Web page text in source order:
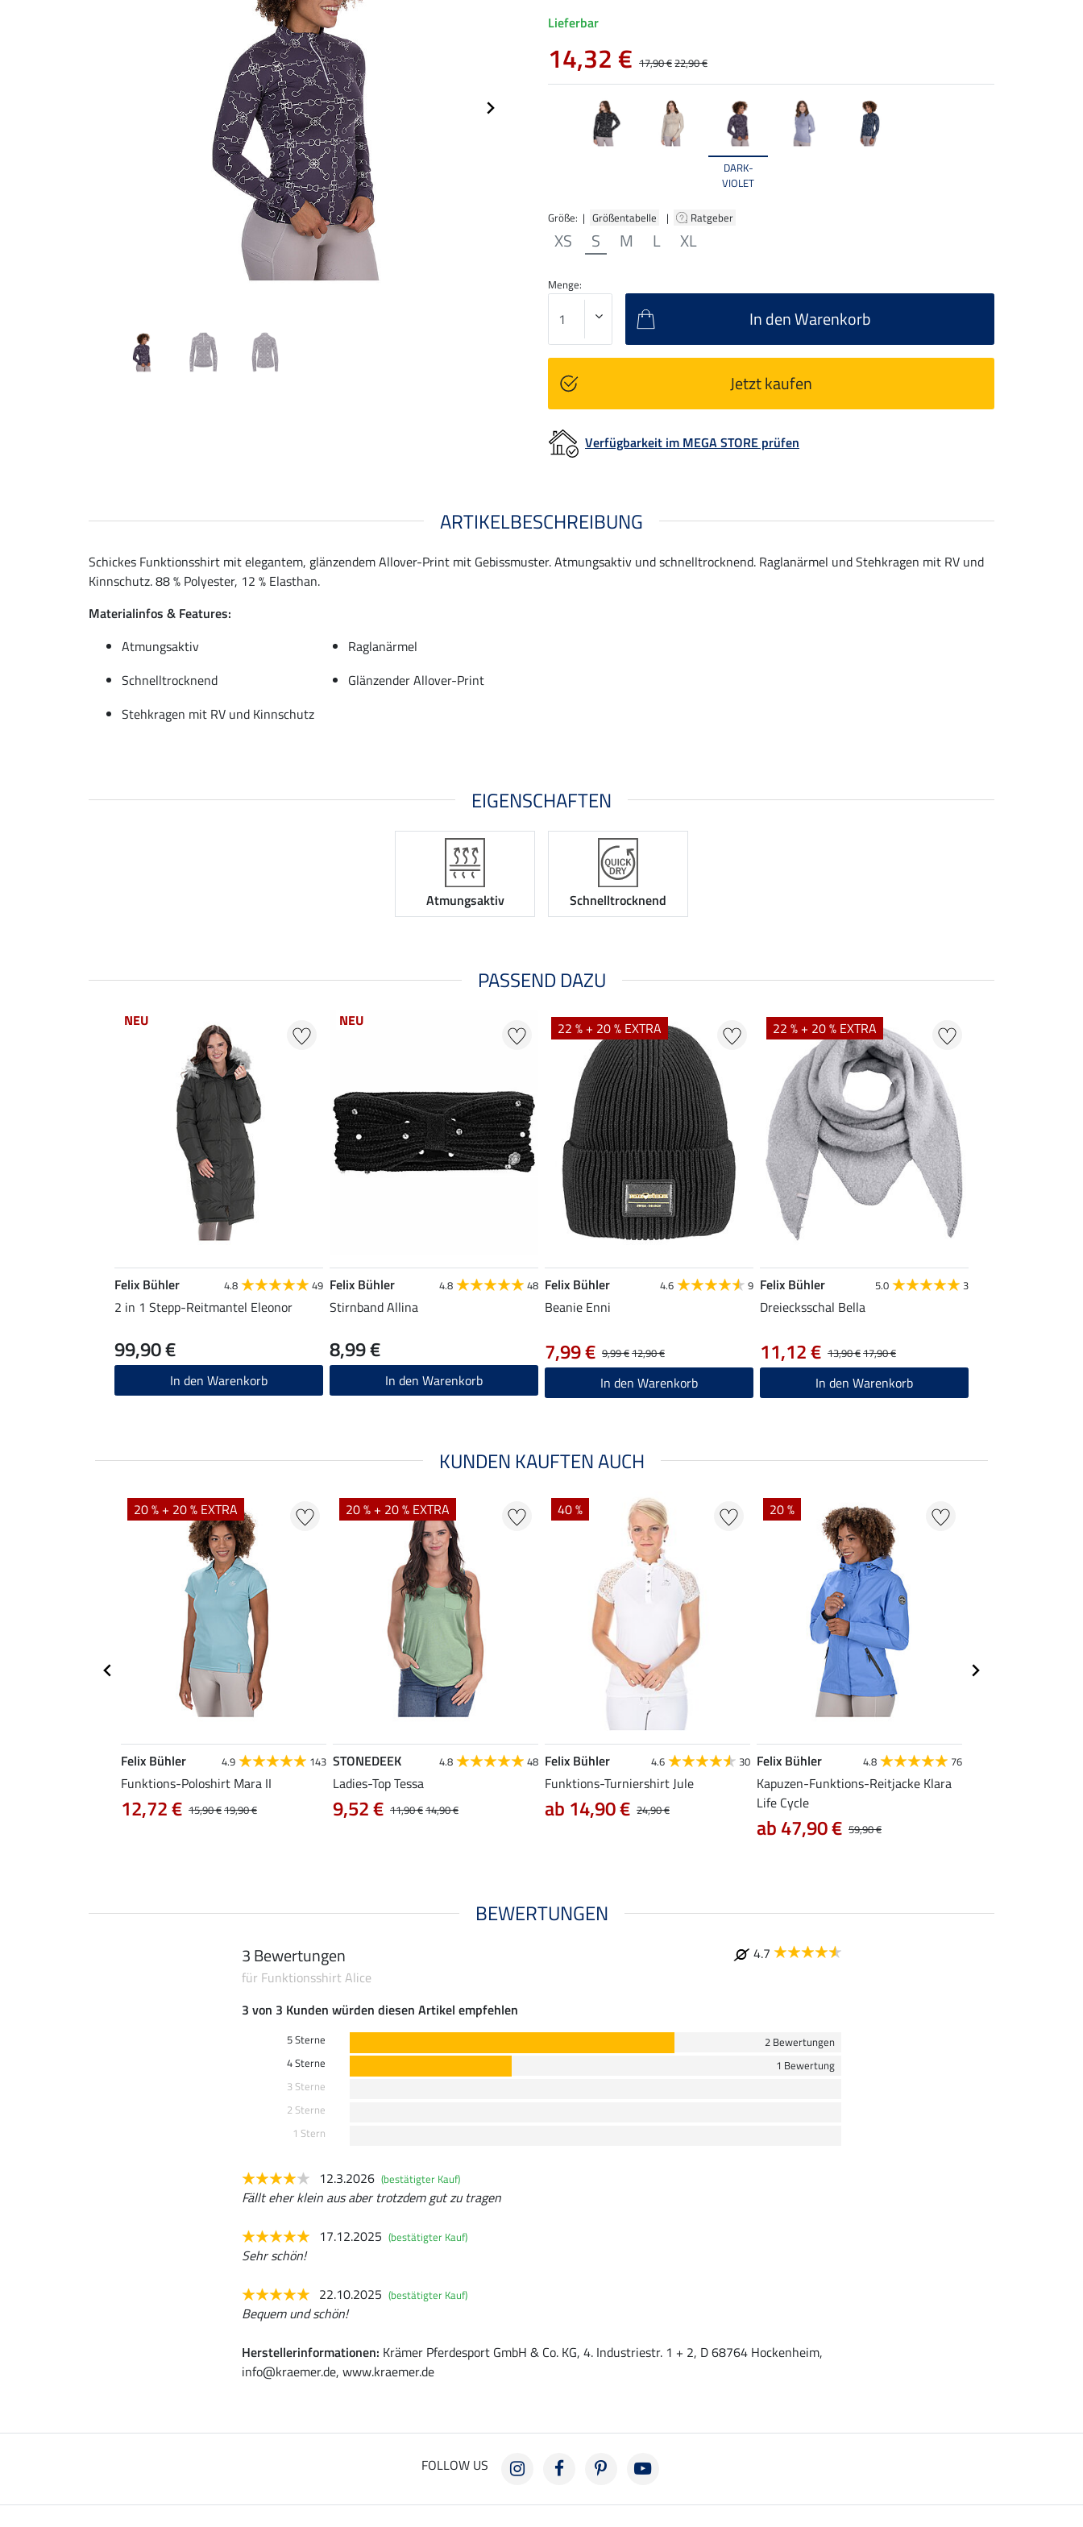
DARK-
VIOLET
Größe: | Größentabelle | Ratgeber
XS S M L XL
Lieferbar
14,32 € 17,90 €22,90 €
Menge:
In den Warenkorb
Jetzt kaufen
Verfügbarkeit im MEGA STORE prüfen
ARTIKELBESCHREIBUNG
Schickes Funktionsshirt mit elegantem, glänzendem Allover-Print mit Gebissmuster. Atmungsaktiv und schnelltrocknend. Raglanärmel und Stehkragen mit RV und
Kinnschutz. 88 % Polyester, 12 % Elasthan.
Materialinfos & Features:
Atmungsaktiv
Raglanärmel
Schnelltrocknend
Glänzender Allover-Print
Stehkragen mit RV und Kinnschutz
EIGENSCHAFTEN
Atmungsaktiv Schnelltrocknend
PASSEND DAZU
NEU
Felix Bühler 4.8 49
2 in 1 Stepp-Reitmantel Eleonor
99,90 €
In den Warenkorb
NEU
Felix Bühler 4.8 48
Stirnband Allina
8,99 €
In den Warenkorb
22 % + 20 % EXTRA
Felix Bühler 4.6 9
Beanie Enni
9,99 €12,90 €
7,99 €
In den Warenkorb
22 % + 20 % EXTRA
Felix Bühler 5.0 3
Dreiecksschal Bella
13,90 €17,90 €
11,12 €
In den Warenkorb
KUNDEN KAUFTEN AUCH
20 % + 20 % EXTRA
Felix Bühler 4.9 143
Funktions-Poloshirt Mara II
15,90 €19,90 €
12,72 €
20 % + 20 % EXTRA
STONEDEEK 4.8 48
Ladies-Top Tessa
11,90 €14,90 €
9,52 €
40 %
Felix Bühler 4.6 30
Funktions-Turniershirt Jule
24,90 €
ab 14,90 €
20 %
Felix Bühler 4.8 76
Kapuzen-Funktions-Reitjacke Klara
Life Cycle
59,90 €
ab 47,90 €
BEWERTUNGEN
3 Bewertungen
4.7
für Funktionsshirt Alice
3 von 3 Kunden würden diesen Artikel empfehlen
5 Sterne
2 Bewertungen
4 Sterne
1 Bewertung
3 Sterne
2 Sterne
1 Stern
12.3.2026 (bestätigter Kauf)
Fällt eher klein aus aber trotzdem gut zu tragen
17.12.2025 (bestätigter Kauf)
Sehr schön!
22.10.2025 (bestätigter Kauf)
Bequem und schön!
Herstellerinformationen: Krämer Pferdesport GmbH & Co. KG, 4. Industriestr. 1 + 2, D 68764 Hockenheim,
info@kraemer.de, www.kraemer.de
FOLLOW US